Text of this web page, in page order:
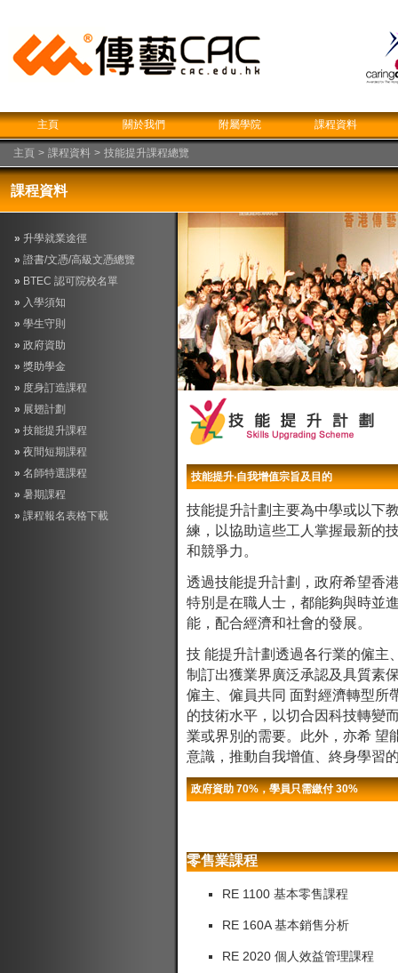
主頁 關於我們 附屬學院 課程資料
主頁 > 課程資料 > 技能提升課程總覽
課程資料
» 升學就業途徑
» 證書/文憑/高級文憑總覽
» BTEC 認可院校名單
» 入學須知
» 學生守則
» 政府資助
» 獎助學金
» 度身訂造課程
» 展翅計劃
» 技能提升課程
» 夜間短期課程
» 名師特選課程
» 暑期課程
» 課程報名表格下載
技能提升‧自我增值宗旨及目的
技能提升計劃主要為中學或以下
練，以協助這些工人掌握最新的
和競爭力。
透過技能提升計劃，政府希望香
特別是在職人士，都能夠與時並
能，配合經濟和社會的發展。
技 能提升計劃透過各行業的僱主
制訂出獲業界廣泛承認及具質素
僱主、僱員共同 面對經濟轉型所
的技術水平，以切合因科技轉變
業或界別的需要。此外，亦希 望
意識，推動自我增值、終身學習
政府資助 70%，學員只需繳付 30%
零售業課程
RE 1100 基本零售課程
RE 160A 基本銷售分析
RE 2020 個人效益管理課程